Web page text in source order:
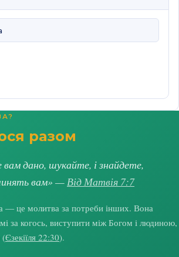
разом
вам дано, шукайте, і знайдете,
вам» —Від Матвія 7:7
— це молитва за потреби інших. Вона
за когось, виступити між Богом і людиною,
(Єзекіїля 22:30).